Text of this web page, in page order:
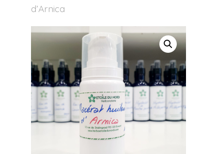
d’Arnica